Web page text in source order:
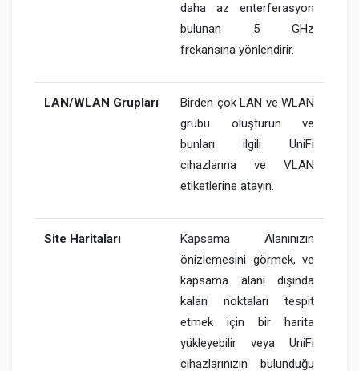
daha az enterferasyon
bulunan 5 GHz
frekansına yönlendirir.
LAN/WLAN Grupları
Birden çok LAN ve WLAN
grubu oluşturun ve
bunları ilgili UniFi
cihazlarına ve VLAN
etiketlerine atayın.
Site Haritaları
Kapsama Alanınızın
önizlemesini görmek, ve
kapsama alanı dışında
kalan noktaları tespit
etmek için bir harita
yükleyebilir veya UniFi
cihazlarınızın bulunduğu